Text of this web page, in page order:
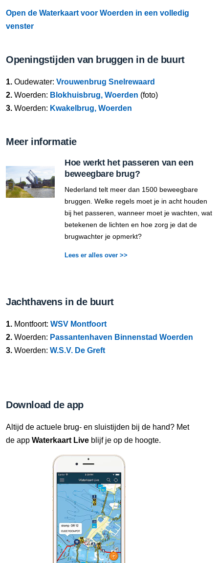
Open de Waterkaart voor Woerden in een volledig
venster
Openingstijden van bruggen in de buurt
1. Oudewater: Vrouwenbrug Snelrewaard
2. Woerden: Blokhuisbrug, Woerden (foto)
3. Woerden: Kwakelbrug, Woerden
Meer informatie
Hoe werkt het passeren van een
beweegbare brug?
Nederland telt meer dan 1500 beweegbare
bruggen. Welke regels moet je in acht houden
bij het passeren, wanneer moet je wachten, wat
betekenen de lichten en hoe zorg je dat de
brugwachter je opmerkt?
Lees er alles over >>
Jachthavens in de buurt
1. Montfoort: WSV Montfoort
2. Woerden: Passantenhaven Binnenstad Woerden
3. Woerden: W.S.V. De Greft
Download de app
Altijd de actuele brug- en sluistijden bij de hand? Met
de app Waterkaart Live blijf je op de hoogte.